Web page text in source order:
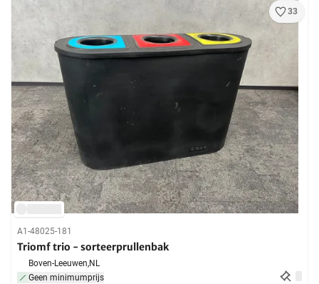
33
A1-48025-181
Triomf trio - sorteerprullenbak
Boven-Leeuwen,NL
Geen minimumprijs